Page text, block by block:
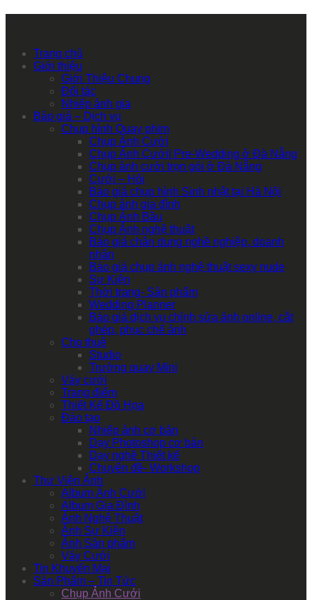
Trang chủ
Giới thiệu
Giới Thiệu Chung
Đối tác
Nhiếp ảnh gia
Báo giá – Dịch vụ
Chụp hình Quay phim
Chụp Ảnh Cưới
Chụp Ảnh Cưới| Pre-Wedding ở Đà Nẵng
Chụp ảnh cưới trọn gói ở Đà Nẵng
Cưới – Hỏi
Báo giá chụp hình Sinh nhật tại Hà Nội
Chụp ảnh gia đình
Chụp Ảnh Bầu
Chụp Ảnh nghệ thuật
Báo giá chân dung nghề nghiệp, doanh
nhân
Báo giá chụp ảnh nghệ thuật sexy nude
Sự Kiện
Thời trang- Sản phẩm
Wedding Planner
Báo giá dịch vụ chỉnh sửa ảnh online, cắt
ghép, phục chế ảnh
Cho thuê
Studio
Trường quay Mini
Váy cưới
Trang điểm
Thiết Kế Đồ Họa
Đào tạo
Nhiếp ảnh cơ bản
Dạy Photoshop cơ bản
Dạy nghề Thiết kế
Chuyên đề- Workshop
Thư Viện Ảnh
Album Ảnh Cưới
Album Gia Đình
Ảnh Nghệ Thuật
Ảnh Sự Kiện
Ảnh Sản phẩm
Váy Cưới
Tin Khuyến Mại
Sản Phẩm – Tin Tức
Chụp Ảnh Cưới